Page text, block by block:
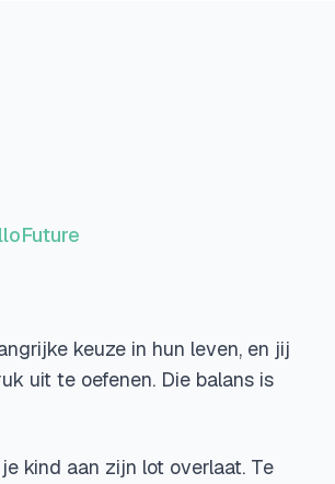
keuze in hun leven, en jij
uit te oefenen. Die balans is
kind aan zijn lot overlaat. Te